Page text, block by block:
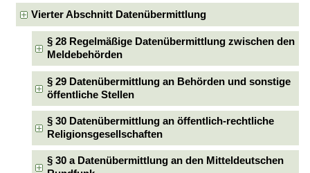
Vierter Abschnitt Datenübermittlung
§ 28 Regelmäßige Datenübermittlung zwischen den
Meldebehörden
§ 29 Datenübermittlung an Behörden und sonstige
öffentliche Stellen
§ 30 Datenübermittlung an öffentlich-rechtliche
Religionsgesellschaften
§ 30 a Datenübermittlung an den Mitteldeutschen